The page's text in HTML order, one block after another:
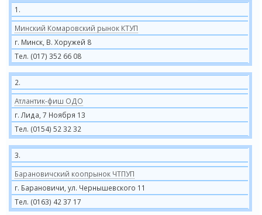
1.
Минский Комаровский рынок КТУП
г. Минск, В. Хоружей 8
Тел. (017) 352 66 08
2.
Атлантик-фиш ОДО
г. Лида, 7 Ноября 13
Тел. (0154) 52 32 32
3.
Барановичский коопрынок ЧТПУП
г. Барановичи, ул. Чернышевского 11
Тел. (0163) 42 37 17